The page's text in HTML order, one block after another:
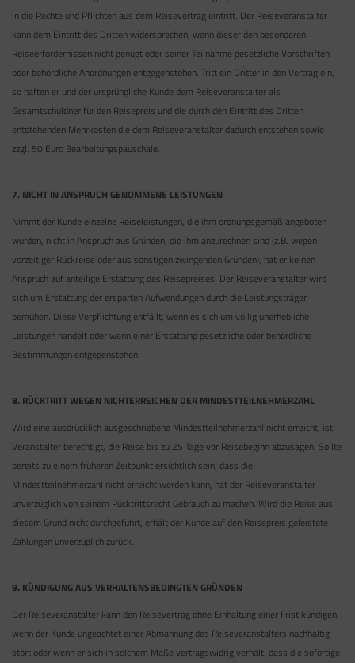
in die Rechte und Pflichten aus dem Reisevertrag eintritt. Der Reiseveranstalter
kann dem Eintritt des Dritten widersprechen, wenn dieser den besonderen
Reiseerfordernissen nicht genügt oder seiner Teilnahme gesetzliche Vorschriften
oder behördliche Anordnungen entgegenstehen. Tritt ein Dritter in den Vertrag ein,
so haften er und der ursprüngliche Kunde dem Reiseveranstalter als
Gesamtschuldner für den Reisepreis und die durch den Eintritt des Dritten
entstehenden Mehrkosten die dem Reiseveranstalter dadurch entstehen sowie
zzgl. 50 Euro Bearbeitungspauschale.
7. NICHT IN ANSPRUCH GENOMMENE LEISTUNGEN
Nimmt der Kunde einzelne Reiseleistungen, die ihm ordnungsgemäß angeboten
wurden, nicht in Anspruch aus Gründen, die ihm anzurechnen sind (z.B. wegen
vorzeitiger Rückreise oder aus sonstigen zwingenden Gründen), hat er keinen
Anspruch auf anteilige Erstattung des Reisepreises. Der Reiseveranstalter wird
sich um Erstattung der ersparten Aufwendungen durch die Leistungsträger
bemühen. Diese Verpflichtung entfällt, wenn es sich um völlig unerhebliche
Leistungen handelt oder wenn einer Erstattung gesetzliche oder behördliche
Bestimmungen entgegenstehen.
8. RÜCKTRITT WEGEN NICHTERREICHEN DER MINDESTTEILNEHMERZAHL
Wird eine ausdrücklich ausgeschriebene Mindestteilnehmerzahl nicht erreicht, ist
Veranstalter berechtigt, die Reise bis zu 25 Tage vor Reisebeginn abzusagen. Sollte
bereits zu einem früheren Zeitpunkt ersichtlich sein, dass die
Mindestteilnehmerzahl nicht erreicht werden kann, hat der Reiseveranstalter
unverzüglich von seinem Rücktrittsrecht Gebrauch zu machen. Wird die Reise aus
diesem Grund nicht durchgeführt, erhält der Kunde auf den Reisepreis geleistete
Zahlungen unverzüglich zurück.
9. KÜNDIGUNG AUS VERHALTENSBEDINGTEN GRÜNDEN
Der Reiseveranstalter kann den Reisevertrag ohne Einhaltung einer Frist kündigen,
wenn der Kunde ungeachtet einer Abmahnung des Reiseveranstalters nachhaltig
stört oder wenn er sich in solchem Maße vertragswidrig verhält, dass die sofortige